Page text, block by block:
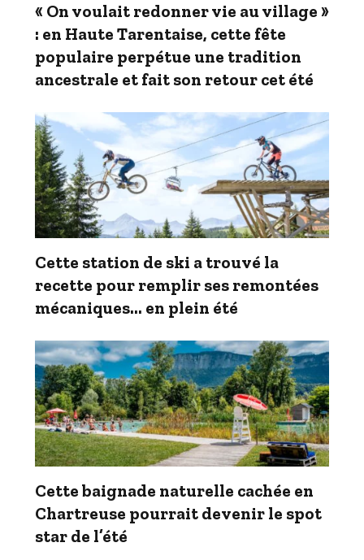
« On voulait redonner vie au village »
: en Haute Tarentaise, cette fête
populaire perpétue une tradition
ancestrale et fait son retour cet été
Cette station de ski a trouvé la
recette pour remplir ses remontées
mécaniques… en plein été
Cette baignade naturelle cachée en
Chartreuse pourrait devenir le spot
star de l’été